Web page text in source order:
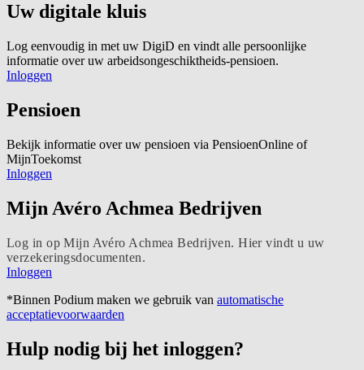
Uw digitale kluis
Log eenvoudig in met uw DigiD en vindt alle persoonlijke
informatie over uw arbeidsongeschiktheids-pensioen.
Inloggen
Pensioen
Bekijk informatie over uw pensioen via PensioenOnline of
MijnToekomst
Inloggen
Mijn Avéro Achmea Bedrijven
Log in op Mijn Avéro Achmea Bedrijven. Hier vindt u uw
verzekeringsdocumenten.
Inloggen
*Binnen Podium maken we gebruik van automatische
acceptatievoorwaarden
Hulp nodig bij het inloggen?